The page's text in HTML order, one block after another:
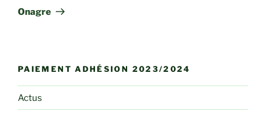
suivant
Onagre
PAIEMENT ADHÉSION 2023/2024
Actus